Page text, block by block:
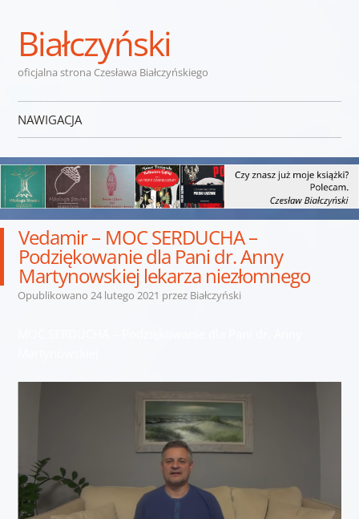
Białczyński
oficjalna strona Czesława Białczyńskiego
NAWIGACJA
Vedamir – MOC SERDUCHA –
Podziękowanie dla Pani dr. Anny
Martynowskiej lekarza niezłomnego
Opublikowano 24 lutego 2021 przez Białczyński